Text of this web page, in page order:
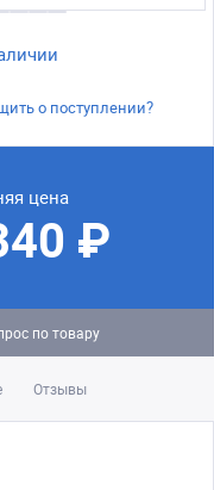
о поступлении?
цена
₽
по товару
Отзывы